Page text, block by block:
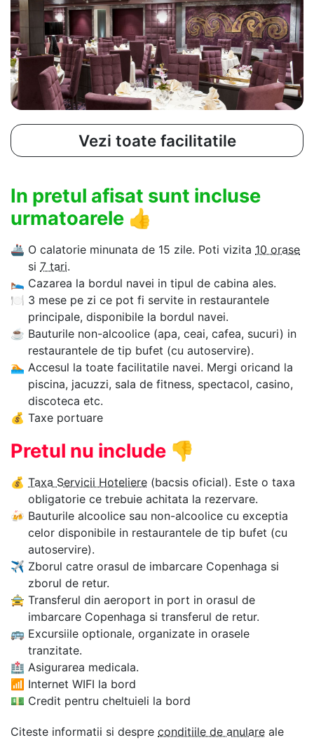
Vezi toate facilitatile
In pretul afisat sunt incluse
urmatoarele 👍
🚢 O calatorie minunata de 15 zile. Poti vizita 10 orase
si 7 tari.
🛌 Cazarea la bordul navei in tipul de cabina ales.
🍽 3 mese pe zi ce pot fi servite in restaurantele
principale, disponibile la bordul navei.
☕ Bauturile non-alcoolice (apa, ceai, cafea, sucuri) in
restaurantele de tip bufet (cu autoservire).
🏊‍ Accesul la toate facilitatile navei. Mergi oricand la
piscina, jacuzzi, sala de fitness, spectacol, casino,
discoteca etc.
💰 Taxe portuare
Pretul nu include 👎
💰 Taxa Servicii Hoteliere (bacsis oficial). Este o taxa
obligatorie ce trebuie achitata la rezervare.
🍻 Bauturile alcoolice sau non-alcoolice cu exceptia
celor disponibile in restaurantele de tip bufet (cu
autoservire).
✈ Zborul catre orasul de imbarcare Copenhaga si
zborul de retur.
🚖 Transferul din aeroport in port in orasul de
imbarcare Copenhaga si transferul de retur.
🚌 Excursiile optionale, organizate in orasele
tranzitate.
🏥 Asigurarea medicala.
📶 Internet WIFI la bord
💵 Credit pentru cheltuieli la bord
Citeste informatii si despre conditiile de anulare ale